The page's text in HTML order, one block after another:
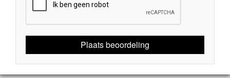
Plaats beoordeling